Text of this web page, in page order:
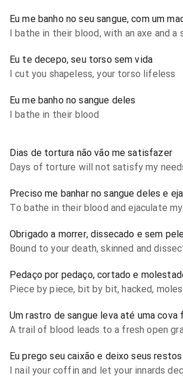
Eu me banho no seu sangue, com um
I bathe in their blood, with an axe and a
Eu te decepo, seu torso sem vida
I cut you shapeless, your torso lifeless
Eu me banho no sangue deles
I bathe in their blood
Dias de tortura não vão me satisfazer
Days of torture will not satisfy my
Preciso me banhar no sangue deles e
To bathe in their blood and ejaculate
Obrigado a morrer, dissecado e sem
Bound to your death, skinned and
Pedaço por pedaço, cortado e
Piece by piece, bit by bit, hacked,
Um rastro de sangue leva até uma cova
A trail of blood leads to a fresh open
Eu prego seu caixão e deixo seus
I nail your coffin and let your innards